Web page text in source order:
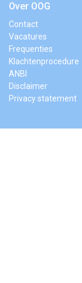
Over OOG
Contact
Vacatures
Frequenties
Klachtenprocedure
ANBI
Disclaimer
Privacy statement